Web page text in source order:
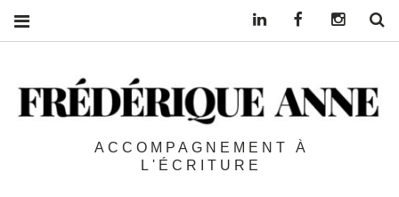
ACCOMPAGNEMENT À
L'ÉCRITURE
Linkedin Facebook